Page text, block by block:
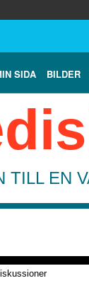
SIDA BILDER
TILL EN